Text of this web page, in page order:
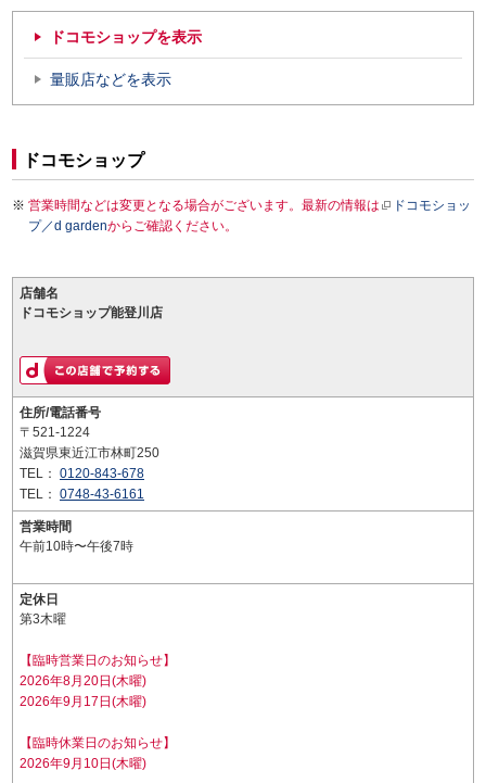
ドコモショップを表示
量販店などを表示
ドコモショップ
営業時間などは変更となる場合がございます。最新の情報は
ドコモショッ
プ／d gardenからご確認ください。
店舗名
ドコモショップ能登川店
住所/電話番号
〒521-1224
滋賀県東近江市林町250
TEL： 0120-843-678
TEL： 0748-43-6161
営業時間
午前10時〜午後7時
定休日
第3木曜
【臨時営業日のお知らせ】
2026年8月20日(木曜)
2026年9月17日(木曜)
【臨時休業日のお知らせ】
2026年9月10日(木曜)